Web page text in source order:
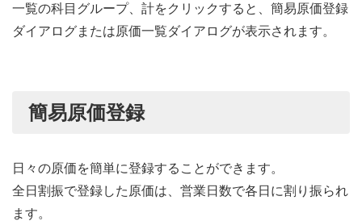
一覧の科目グループ、計をクリックすると、簡易原価登録
ダイアログまたは原価一覧ダイアログが表示されます。
簡易原価登録
日々の原価を簡単に登録することができます。
全日割振で登録した原価は、営業日数で各日に割り振られ
ます。